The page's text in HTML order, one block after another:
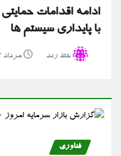
ادامه اقدامات
با پایداری سیستم ها
خط رند مرداد ۱۳, ۱۴۰۵
فناوری